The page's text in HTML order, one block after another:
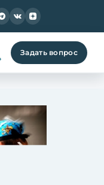
Задать вопрос